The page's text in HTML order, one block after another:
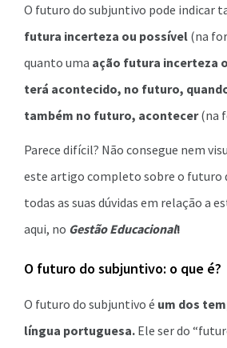
O futuro do subjuntivo pode indicar
futura incerteza ou possível (na
quanto uma ação futura incerteza
terá acontecido, no futuro,
também no futuro, acontecer(na
Parece difícil? Não consegue nem
este artigo completo sobre o futuro
todas as suas dúvidas em relação a
aqui, no Gestão Educacional!
O futuro do subjuntivo: o que é?
O futuro do subjuntivo é um dos
língua portuguesa. Ele ser do